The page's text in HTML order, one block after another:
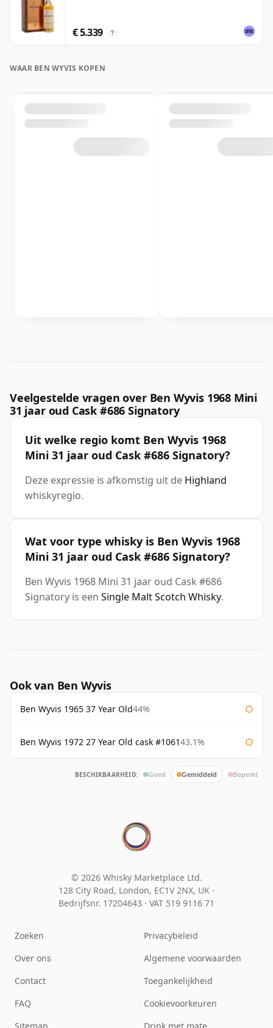
€ 5.339 ?
WAAR BEN WYVIS KOPEN
Veelgestelde vragen over Ben Wyvis 1968 Mini
31 jaar oud Cask #686 Signatory
Uit welke regio komt Ben Wyvis 1968
Mini 31 jaar oud Cask #686 Signatory?
Deze expressie is afkomstig uit de Highland
whiskyregio.
Wat voor type whisky is Ben Wyvis 1968
Mini 31 jaar oud Cask #686 Signatory?
Ben Wyvis 1968 Mini 31 jaar oud Cask #686
Signatory is een Single Malt Scotch Whisky.
Ook van Ben Wyvis
Ben Wyvis 1965 37 Year Old44%
Ben Wyvis 1972 27 Year Old cask #106143.1%
BESCHIKBAARHEID: Goed Gemiddeld Beperkt
© 2026 Whisky Marketplace Ltd.
128 City Road, London, EC1V 2NX, UK ·
Bedrijfsnr. 17204643 · VAT 519 9116 71
Zoeken
Over ons
Contact
FAQ
Privacybeleid
Algemene voorwaarden
Toegankelijkheid
Cookievoorkeuren